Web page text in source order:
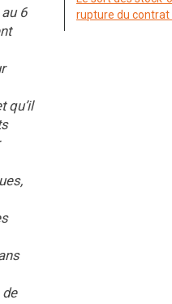
6
qu’il
rupture du contrat